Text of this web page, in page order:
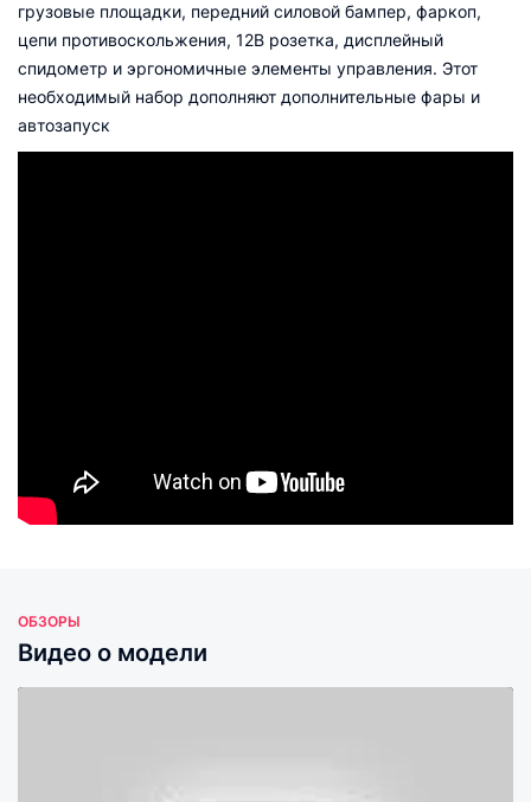
грузовые площадки, передний силовой бампер, фаркоп,
цепи противоскольжения, 12В розетка, дисплейный
спидометр и эргономичные элементы управления. Этот
необходимый набор дополняют дополнительные фары и
автозапуск
ОБЗОРЫ
Видео о модели